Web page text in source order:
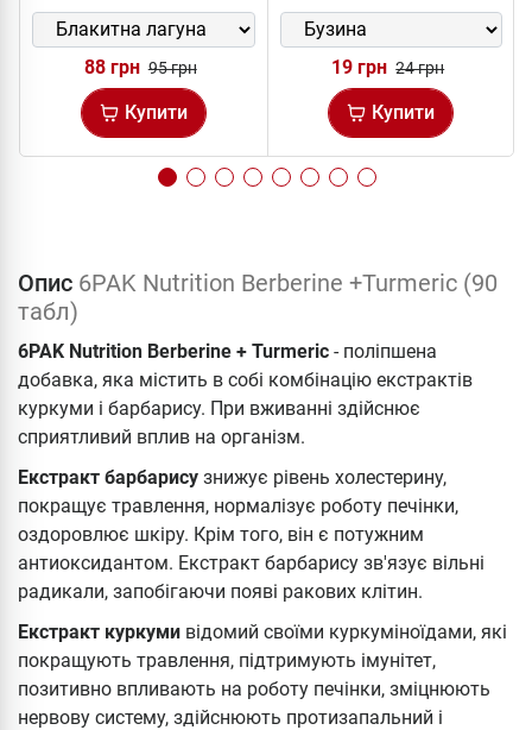
88 грн 95 грн
Купити
19 грн 24 грн
Купити
Опис 6PAK Nutrition Berberine +Turmeric (90
табл)
6PAK Nutrition Berberine + Turmeric - поліпшена
добавка, яка містить в собі комбінацію екстрактів
куркуми і барбарису. При вживанні здійснює
сприятливий вплив на організм.
Екстракт барбарису знижує рівень холестерину,
покращує травлення, нормалізує роботу печінки,
оздоровлює шкіру. Крім того, він є потужним
антиоксидантом. Екстракт барбарису зв'язує вільні
радикали, запобігаючи появі ракових клітин.
Екстракт куркуми відомий своїми куркуміноїдами, які
покращують травлення, підтримують імунітет,
позитивно впливають на роботу печінки, зміцнюють
нервову систему, здійснюють протизапальний і